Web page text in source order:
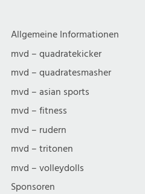
Allgemeine Informationen
mvd – quadratekicker
mvd – quadratesmasher
mvd – asian sports
mvd – fitness
mvd – rudern
mvd – tritonen
mvd – volleydolls
Sponsoren